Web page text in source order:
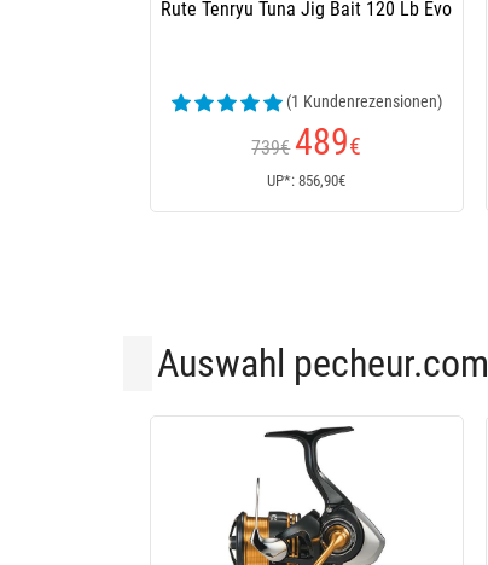
Rute Tenryu Tuna Jig Bait 120 Lb Evo
(1 Kundenrezensionen)
739€ 489€
UP*: 856,90€
Auswahl pecheur.com